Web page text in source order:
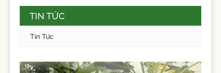
TIN TỨC
Tin Tức